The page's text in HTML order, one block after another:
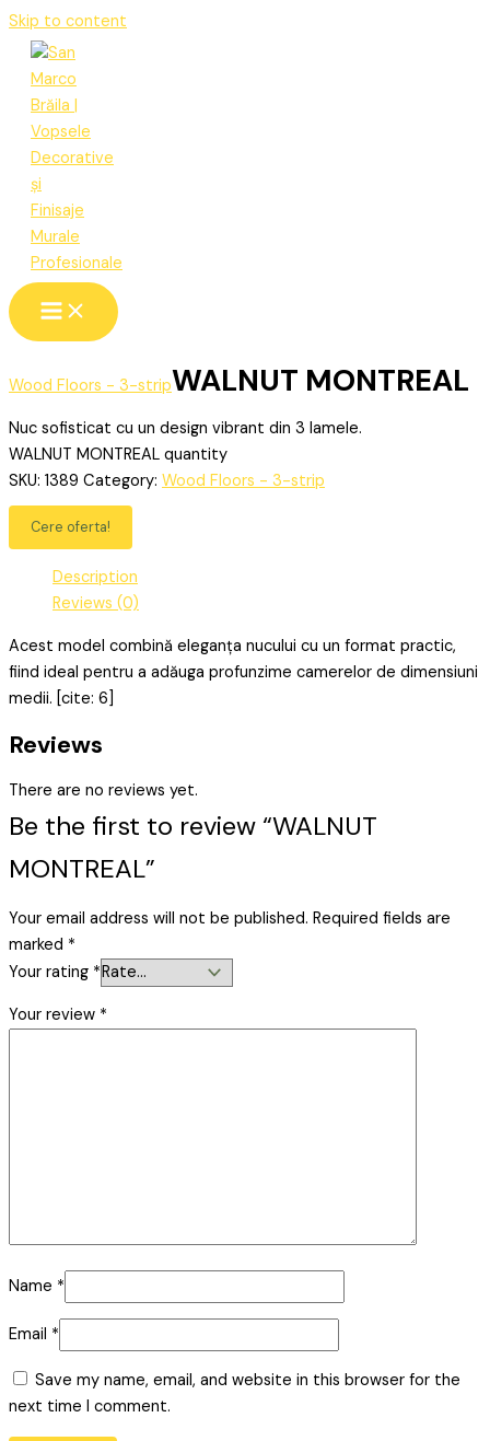
Skip to content
Wood Floors - 3-stripWALNUT MONTREAL
Nuc sofisticat cu un design vibrant din 3 lamele.
WALNUT MONTREAL quantity
SKU: 1389 Category: Wood Floors - 3-strip
Cere oferta!
Description
Reviews (0)
Acest model combină eleganța nucului cu un format practic,
fiind ideal pentru a adăuga profunzime camerelor de dimensiuni
medii. [cite: 6]
Reviews
There are no reviews yet.
Be the first to review “WALNUT
MONTREAL”
Your email address will not be published. Required fields are
marked *
Your rating *
Your review *
Name *
Email *
Save my name, email, and website in this browser for the
next time I comment.